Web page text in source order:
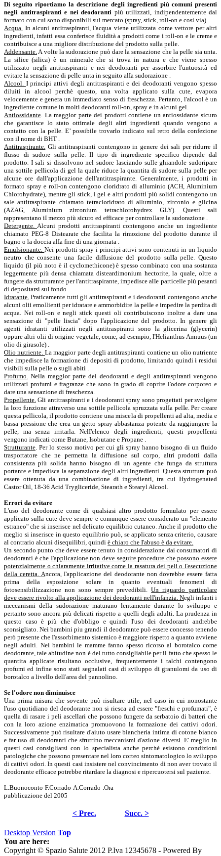
Di seguito riportiamo la descrizione degli ingredienti più comuni presenti
negli antitraspiranti e nei deodoranti più utilizzati, indipendentemente dal
formato con cui sono disponibili sui mercato (spray, stick, roll-on e cosi via) .
Acqua. In alcuni antitraspiranti, l'acqua viene utilizzata come vettore per altri
ingredienti, infatti essa conferisce fluidità a prodotti come i roll-on e le creme e
contribuisce a una migliore distribuzione del prodotto sulla pelle.
Addensante.A volte la sudorazione può dare la sensazione che la pelIe sia unta.
La silice (silica) è un minerale che si trova in natura e che viene spesso
utilizzato negli antitraspiranti e nei deodoranti per assorbire l'untuosità ed
evitare la sensazione di pelle unta in seguito alIa sudorazione .
Alcool. I principi attivi degli antitraspiranti e dei deodoranti vengono spesso
diluiti in alcool perchè questo, una volta applicato sulIa cute, evapora
velocemente e genera un immediato senso di freschezza. Pertanto, l'alcool è un
ingrediente comune in molti deodoranti roll-on, spray e in alcuni gel.
Antiossidante. La maggior parte dei prodotti contiene un antiossidante sicuro
che garantisce lo stato ottimale degli altri ingredienti quando vengono a
contatto con la pelIe. E’ possibile trovarlo indicato suI retro delIa confezione
con iI nome di BHT .
Antitraspirante. Gli antitraspiranti contengono in genere dei sali per ridurre iI
flusso di sudore sulIa pelle. II tipo di ingrediente specifico dipende dal
prodotto. I sali si dissolvono nel sudore lasciando sulle ghiandole sudoripare
una sottile pellicola di gel la quale riduce la quantita di sudore sulla pelle per
alcune ore dall'applicazione dell'antitraspirante. Generalmente, i prodotti in
formato spray e roll-on contengono cloridrato di alluminio (ACH, Aluminium
Chlorohydrate), mentre gli stick, i gel e altri prodotti più solidi contengono un
sale antitraspirante chiamato tetracloridrato di alluminio, zirconio e glicina
(AZAG, Aluminium zirconium tetrachlorohydrex GLY). Questi sali
rappresentano iI mezzo più sicuro ed efficace per controllare la sudorazione .
Detergente. Alcuni prodotti antitraspiranti contengono anche un ingrediente
chiamato PEG-8 Distearate che facilita la rimozione del prodotto durante iI
bagno o la doccia alIa fine di una giornata .
Emulsionante. Nei prodotti spray i principi attivi sono contenuti in un liquido
neutro che consente una facile diffusione del prodotto sulIa pelle. Questo
liquido (il più noto è il cyclomethicone) è spesso combinato con una sostanza
leggermente più densa chiamata disteardimonium hectorite, la quale, oltre a
fungere da strutturante per l'antitraspirante, impedisce alIe particelle più pesanti
di depositarsi suI fondo .
Idratante. Praticamente tutti gli antitraspiranti e i deodoranti contengono anche
alcuni olii emollienti per idratare e ammorbidire la pelIe e impedire la perdita di
acqua. Nei roll-on e negli stick questi oli contribuiscono inoltre a dare una
sensazione di "pelle liscia" dopo l'applicazione del prodotto. In genere gli
agenti idratanti utilizzati negli antitraspiranti sono la glicerina (glycerin)
oppure altri olii di origine vegetale, come, ad esempio, I'Helianthus Annuus (un
olio di girasole) .
Olio nutriente. La maggior parte degli antitraspiranti contiene un olio nutriente
che impedisce la formazione di depositi di prodotto, limitando quindi i residui
visibili sulla pelIe o sugli abiti .
Profumo. NelIa maggior parte dei deodoranti e degli antitraspiranti vengono
utilizzati profumi e fragranze che sono in grado di coprire l'odore corporeo e
dare una sensazione di freschezza.
Propellente. Gli antitraspiranti e i deodoranti spray sono progettati per svolgere
la loro funzione attraverso una sottile pellicola spruzzata sulIa pelIe. Per creare
questa pellicola, iI prodotto contiene una miscela di propellenti ad alta, media e
bassa pressione che crea un getto spray abbastanza potente da raggiungere la
pelIe, ma senza irritarla. NelI'elenco degli ingredienti, questi propelIenti
vengono indicati come Butane, Isobutane e Propane .
Strutturante. Per lo stesso motivo per cui gli spray hanno bisogno di un fluido
trasportatore che ne permetta la diffusione suI corpo, altri prodotti dalla
consistenza più solida hanno bisogno di un agente che funga da struttura
portante e impedisca la separazione degli altri ingredienti. Questa struttura può
essere ottenuta da una combinazione di ingredienti, tra cui Hydrogenated
Castor Oil, 18-36 Acid Trygliceride, Stearath e Stearyl Alcool.
Errori da evitare
L'uso del deodorante come di qualsiasi altro prodotto formulato per essere
applicato sulla cute deve sempre e comunque essere considerato un "elemento
estraneo" che si inserisce nel delicato equilibrio cutaneo. Anche il prodotto che
meglio si inserisce in questo equilibrio può, se applicato senza criterio, causare
al contrario alcuni disequilibri, quindi è chiaro che I'abuso è da evitare.
Un secondo punto che deve essere tenuto in considerazione dai consumatori di
deodoranti è che I'applicazione non deve seguire procedure che possono essere
potenzialmente o chiaramente irritative come la rasatura dei peli o I'esecuzione
della ceretta. Ancora, I'applicazione del deodorante non dovrebbe essere fatta
prima della esposizione solare in quanto eventuali fenomeni di
fotosensibilizzazione non sono sempre prevedibili.Un riguardo particolare
deve essere rivolto alla applicazione dei deodoranti nelI'infanzia. Negli infanti i
meccanismi della sudorazione maturano lentamente durante lo sviluppo e
pertanto sono ancora più delicati rispetto a quelli degli adulti. La prudenza in
questo caso è più che d'obbligo e quindi I'uso dei deodoranti andrebbe
sconsigliato. Nei bambini piu grandi il deodorante può essere concesso tenendo
però presente che I'assorbimento sistemico è maggiore rispetto a quanto avviene
negli adulti. Nei bambini le mamme fanno spesso ricorso al borotalco come
deodorante, tale abitudine non è del tutto consigliabile per il fatto che spesso le
quantita applicate risultano occlusive, frequentemente i talchi contengono
profumi ed infine sono stati segnalati casi di sviluppo di granulomi da uso di
borotalco a livello dell'area del pannolino.
Se l'odore non diminuisce
Una prima misura che sovente può risultare utile, nel caso in cui nonostante
l'uso quotidiano del deodorante non si riesca ad essere "freschi e profumati", è
quella di rasare i peli ascellari che possono fungere da serbatoio di batteri che
con la loro azione enzimatica promuovono la formazione dei cattivi odori.
Successivamente può risultare d'aiuto usare biancheria intima di cotone bianco
e far uso di deodoranti che sfruttino meccanismi d'azione diversi. E' meglio in
questi casi consigliarsi con lo specialista anche perchè esistono condizioni
patologiche che possono presentare nel loro corteo sintomatologico lo sviluppo
di cattivi odori. In questi casi insistere nel convincimento di non aver trovato il
deodorante efficace potrebbe ritardare la diagnosi e ripercuotersi sul paziente.
L.Buonoconto-F.Corrado-A.Corrado-.Ora
pubblicazione del 2005
< Prec. Succ. >
Desktop Version Top
You are here:
Copyright © Spazio Salute 2012 P.Iva 12345678 - Powered By